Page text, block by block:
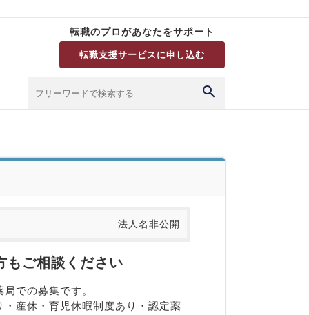
転職のプロがあなたをサポート
転職支援サービスに申し込む
法人名非公開
もご相談ください
での募集です。
・産休・育児休暇制度あり・認定薬